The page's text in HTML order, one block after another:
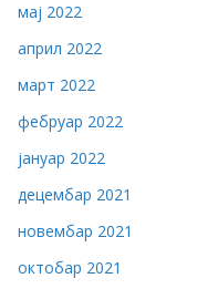
мај 2022
април 2022
март 2022
фебруар 2022
јануар 2022
децембар 2021
новембар 2021
октобар 2021